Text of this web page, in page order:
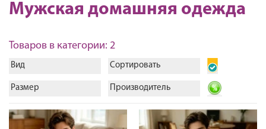
Мужская домашняя одежда
Товаров в категории: 2
Вид Сортировать
Размер Производитель